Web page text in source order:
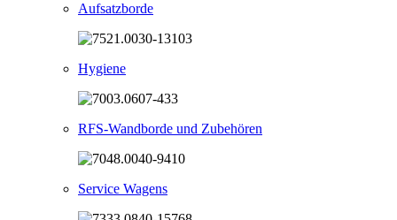
Aufsatzborde
Hygiene
RFS-Wandborde und Zubehören
Service Wagens